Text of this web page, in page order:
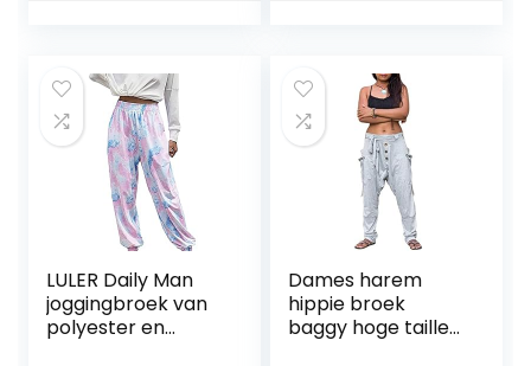
LULER Daily Man
joggingbroek van
polyester en
Dames harem
hippie broek
baggy hoge taille